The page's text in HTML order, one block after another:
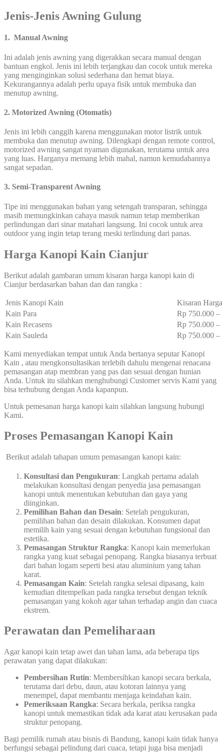
Jenis-Jenis Awning Gulung
1. Manual Awning
Ini adalah jenis awning yang digerakkan secara manual dengan
bantuan engkol. Jenis ini lebih terjangkau dan cocok untuk mereka
yang menginginkan solusi sederhana dan hemat biaya.
Kekurangannya adalah perlu upaya fisik untuk membuka dan
menutup awning.
2. Motorized Awning (Otomatis)
Jenis ini lebih canggih karena menggunakan motor listrik untuk
membuka dan menutup awning. Dilengkapi dengan remote control,
motorized awning sangat nyaman digunakan, terutama untuk area
yang luas. Harganya memang lebih mahal, namun kemudahannya
sangat sepadan.
3. Semi-Transparent Awning
Tipe ini menggunakan bahan yang setengah transparan, sehingga
masih memungkinkan cahaya masuk namun tetap memberikan
perlindungan dari sinar matahari langsung. Ini cocok untuk area
outdoor yang ingin tetap terang meski terlindung dari panas.
Harga Kanopi Kain Cianjur
Berikut adalah gambaran umum kisaran harga kanopi kain di
Cianjur berdasarkan bahan dan dan rangka :
Jenis Kanopi Kain
Kisaran
Kain Para
Rp 750.000
Kain Recasens
Rp 750.000
Kain Sauleda
Rp 750.000
Kami menyediakan tempat untuk Anda bertanya seputar Kanopi
Kain , atau mengkonsultasikan terlebih dahulu mengenai renacana
pemasangan atap membran yang pas dan sesuai dengan hunian
Anda. Untuk itu silahkan menghubungi Customer servis Kami yang
bisa terhubung dengan Anda kapanpun.
Untuk pemesanan harga kanopi kain silahkan langsung hubungi
Kami.
Proses Pemasangan Kanopi Kain
Berikut adalah tahapan umum pemasangan kanopi kain:
Konsultasi dan Pengukuran: Langkah pertama adalah
melakukan konsultasi dengan penyedia jasa pemasangan
kanopi untuk menentukan kebutuhan dan gaya yang
diinginkan.
Pemilihan Bahan dan Desain: Setelah pengukuran,
pemilihan bahan dan desain dilakukan. Konsumen dapat
memilih kain yang sesuai dengan kebutuhan fungsional dan
estetika.
Pemasangan Struktur Rangka: Kanopi kain memerlukan
rangka yang kuat sebagai penopang. Rangka biasanya terbuat
dari bahan logam seperti besi atau aluminium yang tahan
karat.
Pemasangan Kain: Setelah rangka selesai dipasang, kain
kemudian ditempelkan pada rangka tersebut dengan teknik
pemasangan yang kokoh agar tahan terhadap angin dan cuaca
ekstrem.
Perawatan dan Pemeliharaan
Agar kanopi kain tetap awet dan tahan lama, ada beberapa tips
perawatan yang dapat dilakukan:
Pembersihan Rutin: Membersihkan kanopi secara berkala,
terutama dari debu, daun, atau kotoran lainnya yang
menempel, dapat membantu menjaga keindahan kain.
Pemeriksaan Rangka: Secara berkala, periksa rangka
kanopi untuk memastikan tidak ada karat atau kerusakan pada
struktur penopang.
Bagi pemilik rumah atau bisnis di Bandung, kanopi kain tidak hanya
berfungsi sebagai pelindung dari cuaca, tetapi juga bisa menjadi